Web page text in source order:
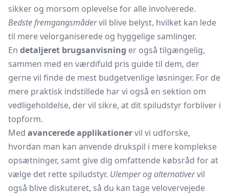
sikker og morsom oplevelse for alle involverede.
Bedste fremgangsmådervil blive belyst, hvilket kan lede
til mere velorganiserede og hyggelige samlinger.
En detaljeret brugsanvisning er også tilgængelig,
sammen med en værdifuld pris guide til dem, der
gerne vil finde de mest budgetvenlige løsninger. For de
mere praktisk indstillede har vi også en sektion om
vedligeholdelse, der vil sikre, at dit spiludstyr forbliver i
topform.
Med avancerede applikationervil vi udforske,
hvordan man kan anvende drukspil i mere komplekse
opsætninger, samt give dig omfattende købsråd for at
vælge det rette spiludstyr. Ulemper og alternativervil
også blive diskuteret, så du kan tage velovervejede